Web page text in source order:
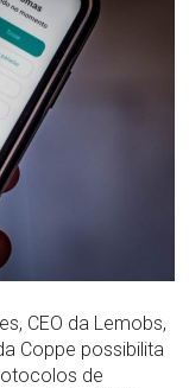
CEO da Lemobs,
Coppe possibilita
de